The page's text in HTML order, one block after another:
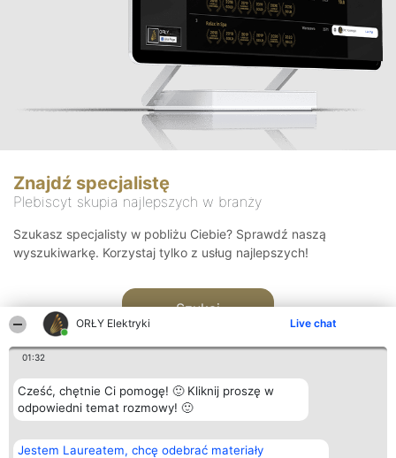
ORŁY Elektryki Live chat
01:32
Cześć, chętnie Ci pomogę! 🙂 Kliknij proszę w
odpowiedni temat rozmowy! 🙂
Jestem Laureatem, chcę odebrać materiały
Znajdź specjalistę
Plebiscyt skupia najlepszych w branży
Szukasz specjalisty w pobliżu Ciebie? Sprawdź naszą
wyszukiwarkę. Korzystaj tylko z usług najlepszych!
Szukaj
Organizator plebiscytu
Bright Side Solutions sp. z o.
Plebiscyt
Laureaci
Kontakt
Kontakt